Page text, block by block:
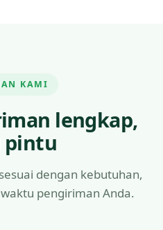
KAMI
lengkap,
pintu
dengan kebutuhan,
pengiriman Anda.